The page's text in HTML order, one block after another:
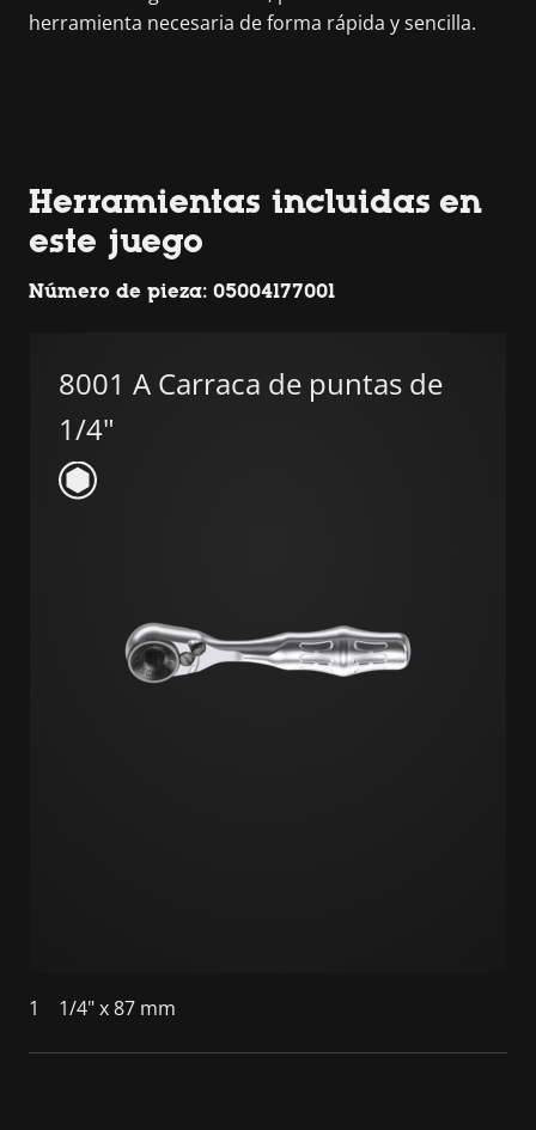
herramienta necesaria de forma rápida y sencilla.
Herramientas incluidas en
este juego
Número de pieza: 05004177001
8001 A Carraca de puntas de
1/4"
1 1/4" x 87 mm